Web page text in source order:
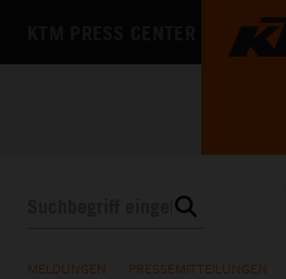
MELDUNGEN PRESSEMITTEILUNGEN